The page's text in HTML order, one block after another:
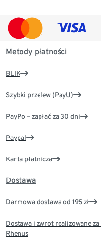
Metody płatności
BLIK
Szybki przelew (PayU)
PayPo – zapłać za 30 dni
Paypal
Karta płatnicza
Dostawa
Darmowa dostawa od 195 zł
Dostawa i zwrot realizowane
Rhenus